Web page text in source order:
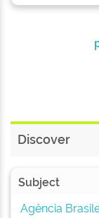
Discover
Subject
Agência